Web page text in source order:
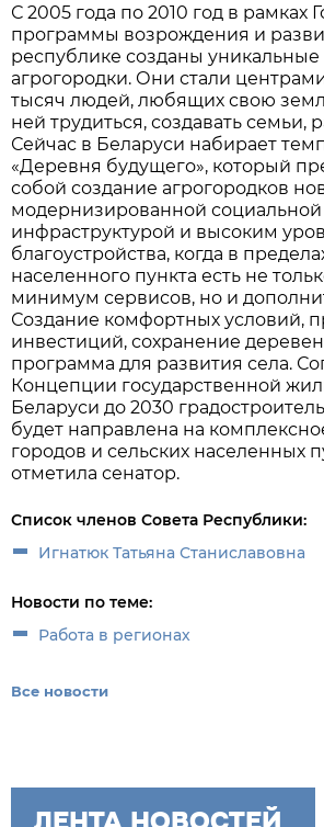
С 2005 года по 2010 год в рамках
программы возрождения и
республике созданы уникальные
агрогородки. Они стали
тысяч людей, любящих свою
ней трудиться, создавать семьи,
Сейчас в Беларуси набирает
«Деревня будущего», который
собой создание агрогородков
модернизированной социальной
инфраструктурой и высоким
благоустройства, когда в
населенного пункта есть не
минимум сервисов, но и
Создание комфортных условий,
инвестиций, сохранение
программа для развития села.
Концепции государственной
Беларуси до 2030
будет направлена на
городов и сельских населенных
отметила сенатор.
Список членов Совета Республики:
Игнатюк Татьяна Станиславовна
Новости по теме:
Работа в регионах
Все новости